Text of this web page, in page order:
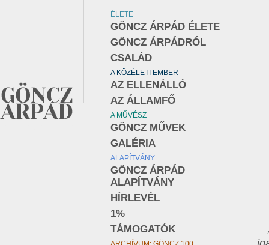
ÉLETE
GÖNCZ ÁRPÁD ÉLETE
GÖNCZ ÁRPÁDRÓL
CSALÁD
A KÖZÉLETI EMBER
AZ ELLENÁLLÓ
AZ ÁLLAMFŐ
A MŰVÉSZ
GÖNCZ MŰVEK
GALÉRIA
ALAPÍTVÁNY
GÖNCZ ÁRPÁD
ALAPÍTVÁNY
HÍRLEVÉL
1%
TÁMOGATÓK